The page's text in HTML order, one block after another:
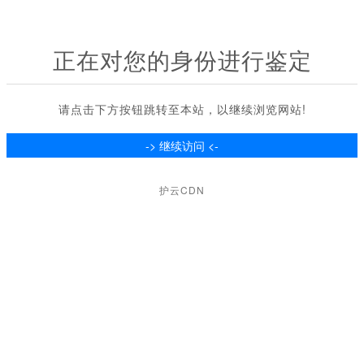
正在对您的身份进行鉴定
请点击下方按钮跳转至本站，以继续浏览网站!
护云CDN